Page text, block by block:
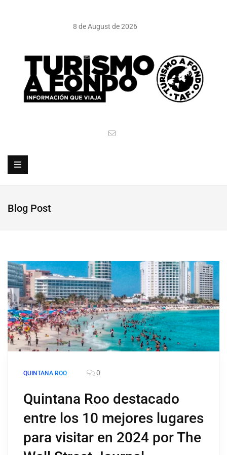
8 de August de 2026
Blog Post
QUINTANA ROO 0
Quintana Roo destacado
entre los 10 mejores lugares
para visitar en 2024 por The